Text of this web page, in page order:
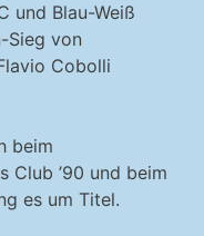
und Blau-Weiß
Sieg von
Cobolli
beim
Club ’90 und beim
es um Titel.